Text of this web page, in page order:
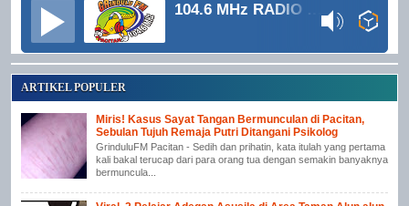
104.6 MHz RADIO GRINDULU FM
ARTIKEL POPULER
Miris! Kasus Sayat Tangan Bermunculan di Pacitan,
Sebulan Tujuh Remaja Putri Ditangani Psikolog
GrinduluFM Pacitan - Sedih dan prihatin, kata itulah yang pertama
kali bakal terucap dari para orang tua dengan semakin banyaknya
bermuncula...